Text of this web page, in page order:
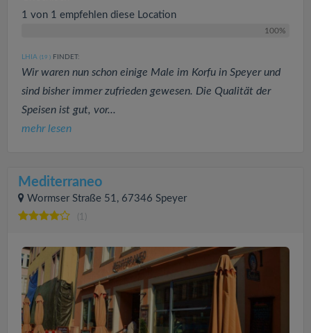
1 von 1 empfehlen diese Location
100%
LHIA (19 ) FINDET:
Wir waren nun schon einige Male im Korfu in Speyer und
sind bisher immer zufrieden gewesen. Die Qualität der
Speisen ist gut, vor...
mehr lesen
Mediterraneo
Wormser Straße 51, 67346 Speyer
(1)